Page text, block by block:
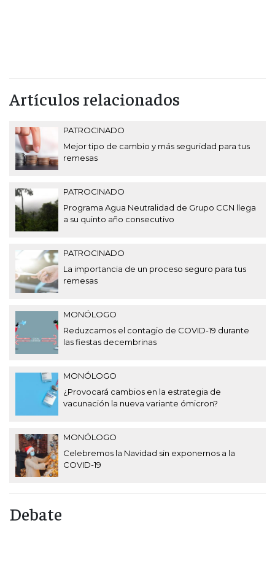
Artículos relacionados
PATROCINADO
Mejor tipo de cambio y más seguridad para tus
remesas
PATROCINADO
Programa Agua Neutralidad de Grupo CCN llega
a su quinto año consecutivo
PATROCINADO
La importancia de un proceso seguro para tus
remesas
MONÓLOGO
Reduzcamos el contagio de COVID-19 durante
las fiestas decembrinas
MONÓLOGO
¿Provocará cambios en la estrategia de
vacunación la nueva variante ómicron?
MONÓLOGO
Celebremos la Navidad sin exponernos a la
COVID-19
Debate